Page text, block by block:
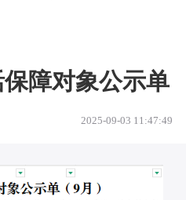
障对象公示单
2025-09-03 11:47:49